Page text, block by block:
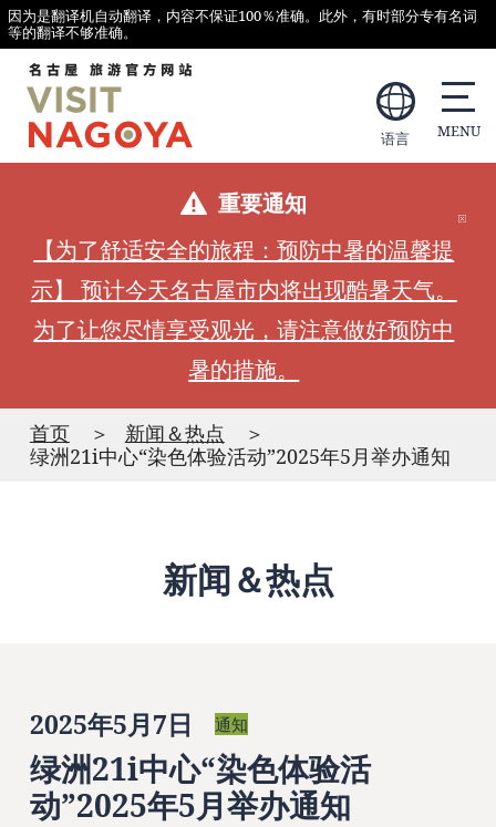
因为是翻译机自动翻译，内容不保证100％准确。此外，有时部分专有名词
等的翻译不够准确。
语言
重要通知
【为了舒适安全的旅程：预防中暑的温馨提
示】 预计今天名古屋市内将出现酷暑天气。
为了让您尽情享受观光，请注意做好预防中
暑的措施。
首页
新闻＆热点
绿洲21i中心“染色体验活动”2025年5月举办通知
新闻＆热点
2025年5月7日 通知
绿洲21i中心“染色体验活
动”2025年5月举办通知